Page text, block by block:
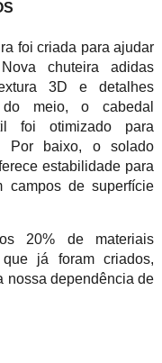
foi criada para ajudar
chuteira adidas
3D e detalhes
meio, o cabedal
foi otimizado para
Por baixo, o solado
estabilidade para
de superfície
20% de materiais
já foram criados,
nossa dependência de